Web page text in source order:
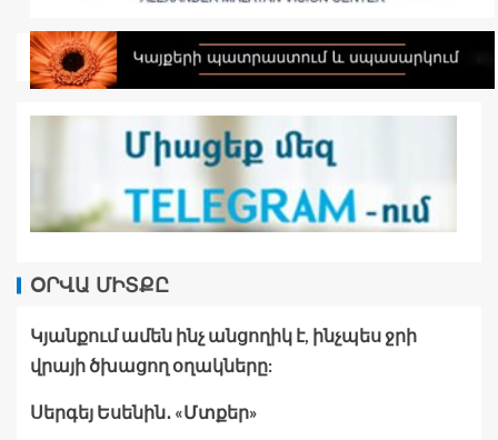
ՕՐՎԱ ՄԻՏՔԸ
Կյանքում ամեն ինչ անցողիկ է, ինչպես ջրի
վրայի ծխացող օղակները:
Սերգեյ Եսենին․ «Մտքեր»